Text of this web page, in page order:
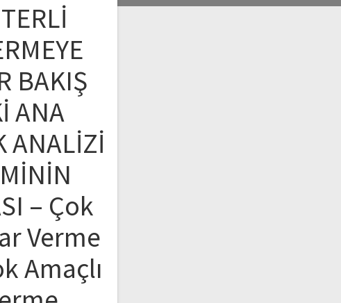
BAKIŞ
ANA
ANALİZİ
– Çok
Verme
Amaçlı